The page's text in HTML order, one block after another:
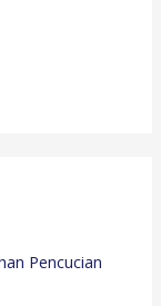
Pencucian